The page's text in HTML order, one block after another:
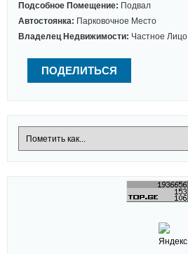
Подсобное Помещение: Подвал
Автостоянка: Парковочное Место
Владелец Недвижимости: Частное Лицо
ПОДЕЛИТЬСЯ